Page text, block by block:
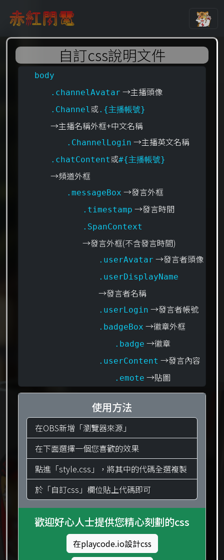
自訂css說明文件
body
.channelAvatar →主播頭像
.Channel或.{主播帳號}
→主播名稱外框+中文名稱
.ChannelLogin →主播英文名稱
.chatContent或#{主播帳號}
→頻道外框
.messageBox →發言外框
.timestamp →發言時間
.SpanContext
→發言外框(不含發言時間)
.userAvatar →發言者頭像
.userDisplayName
→發言者名稱
.userLogin →發言者帳號
.badgeBox →徽章外框
.badge →徽章
.userContent →發言內容
.emote →貼圖
使用方法
在OBS新增「瀏覽器來源」
在下面選擇一個您喜歡的效果
點進「style.css」，將其中的代碼全選複製
於「自訂css」欄位貼上代碼即可
歡迎好心人士提供您精心刻劃的css
在playcode.io設計css